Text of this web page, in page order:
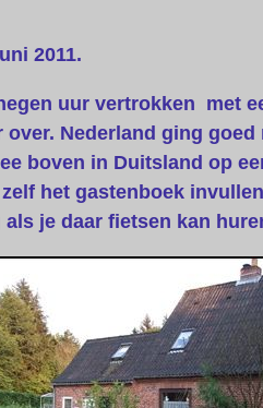
2011.
uur vertrokken met
over. Nederland ging
boven in Duitsland op
het gastenboek
je daar fietsen kan